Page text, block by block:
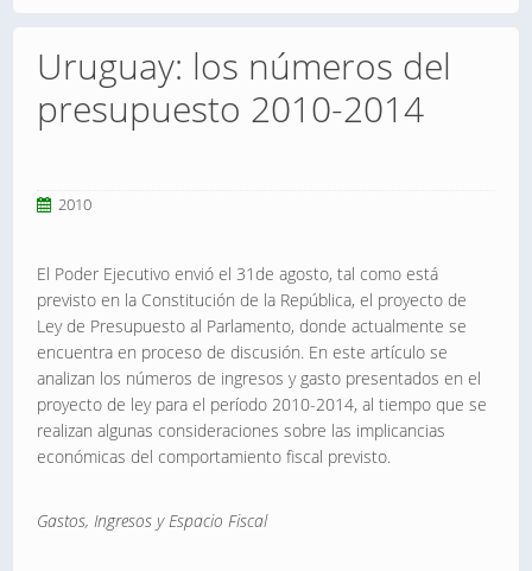
Uruguay: los números del
presupuesto 2010-2014
2010
El Poder Ejecutivo envió el 31de agosto, tal como está
previsto en la Constitución de la República, el proyecto de
Ley de Presupuesto al Parlamento, donde actualmente se
encuentra en proceso de discusión. En este artículo se
analizan los números de ingresos y gasto presentados en el
proyecto de ley para el período 2010-2014, al tiempo que se
realizan algunas consideraciones sobre las implicancias
económicas del comportamiento fiscal previsto.
Gastos, Ingresos y Espacio Fiscal